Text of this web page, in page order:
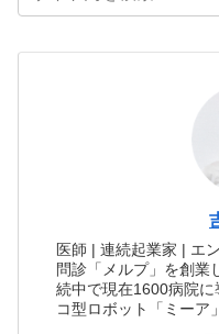
医師 | 連続起業家 | エ
問診「メルプ」を創業
続中で現在1600病院
コ型ロボット「ミーア